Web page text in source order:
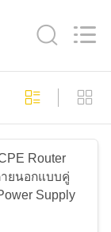
Router
ยนอกแบบคู่
Supply